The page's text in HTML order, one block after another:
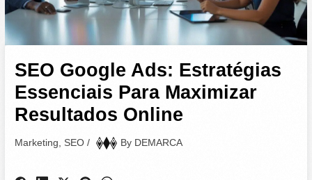
SEO Google Ads: Estratégias
Essenciais Para Maximizar
Resultados Online
Marketing ,SEO / By DEMARCA